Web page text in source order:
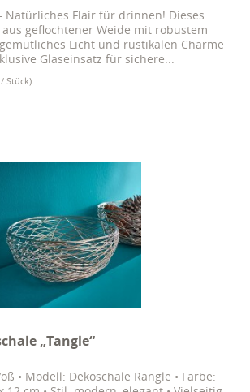
Natürliches Flair für drinnen! Dieses
geflochtener Weide mit robustem
Licht und rustikalen Charme
Glaseinsatz für sichere...
Stück)
„Tangle“
• Modell: Dekoschale Rangle • Farbe: